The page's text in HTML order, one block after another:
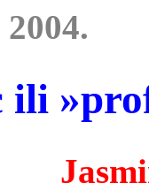
ili